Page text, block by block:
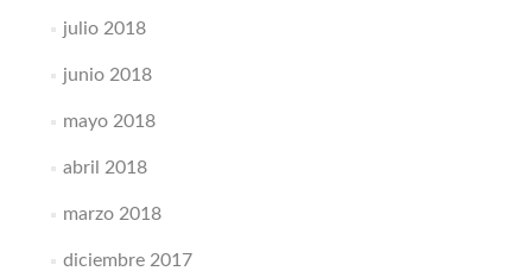
julio 2018
junio 2018
mayo 2018
abril 2018
marzo 2018
diciembre 2017